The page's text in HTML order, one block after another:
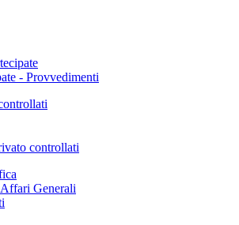
- Provvedimenti
controllati
Generali